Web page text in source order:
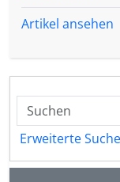
der
wie virtuellen
und KI-
den Alltag
emotionale
Artikel ansehen
Erweiterte Suche